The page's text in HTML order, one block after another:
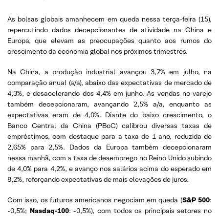
As bolsas globais amanhecem em queda nessa terça-feira (15),
repercutindo dados decepcionantes de atividade na China e
Europa, que elevam as preocupações quanto aos rumos do
crescimento da economia global nos próximos trimestres.
Na China, a produção industrial avançou 3,7% em julho, na
comparação anual (a/a), abaixo das expectativas de mercado de
4,3%, e desacelerando dos 4,4% em junho. As vendas no varejo
também decepcionaram, avançando 2,5% a/a, enquanto as
expectativas eram de 4,0%. Diante do baixo crescimento, o
Banco Central da China (PBoC) calibrou diversas taxas de
empréstimos, com destaque para a taxa de 1 ano, reduzida de
2,65% para 2,5%. Dados da Europa também decepcionaram
nessa manhã, com a taxa de desemprego no Reino Unido subindo
de 4,0% para 4,2%, e avanço nos salários acima do esperado em
8,2%, reforçando expectativas de mais elevações de juros.
Com isso, os futuros americanos negociam em queda (S&P 500:
-0,5%; Nasdaq-100: -0,5%), com todos os principais setores no